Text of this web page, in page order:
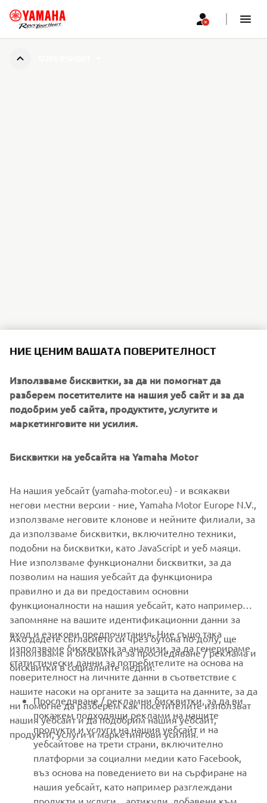
НИЕ ЦЕНИМ ВАШАТА ПОВЕРИТЕЛНОСТ
Използваме бисквитки, за да ни помогнат да
разберем посетителите на нашия уеб сайт и за да
подобрим уеб сайта, продуктите, услугите и
маркетинговите ни усилия.
Бисквитки на уебсайта на Yamaha Motor
На нашия уебсайт (yamaha-motor.eu) - и всякакви
негови местни версии - ние, Yamaha Motor Europe N.V.,
използваме неговите клонове и нейните филиали, за
да използваме бисквитки, включително техники,
подобни на бисквитки, като JavaScript и уеб маяци.
Ние използваме функционални бисквитки, за да
позволим на нашия уебсайт да функционира
правилно и да ви предоставим основни
функционалности на нашия уебсайт, като например
запомняне на вашите идентификационни данни за
вход и езикови предпочитания. Ние също така
използваме бисквитки за анализи, за да генерираме
статистически данни за потребителите на основа на
поверителност на личните данни в съответствие с
нашите насоки на органите за защита на данните, за да
ни помогне да разберем как посетителите използват
нашия уебсайт и да подобрим нашия уебсайт,
продукти, услуги и маркетингови усилия.
Ако дадете съгласието си чрез бутона по-долу, ще
използваме и бисквитки за проследяване / реклама и
бисквитки в социалните медии:
Проследяване / рекламни бисквитки, за да ви
покажем подходящи реклами на нашите
продукти и услуги на нашия уебсайт и на
уебсайтове на трети страни, включително
платформи за социални медии като Facebook,
въз основа на поведението ви на сърфиране на
нашия уебсайт, като например разглеждани
продукти и услуги. , артикули, добавени към